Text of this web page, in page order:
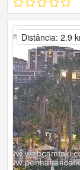
Distância: 2.9